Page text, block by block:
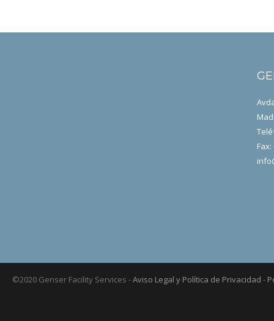
Fax:
©2020 Genser Facility Services -Aviso Legal y Política de Privacidad -